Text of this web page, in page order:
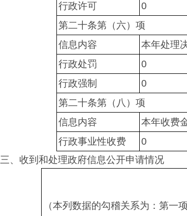
行政许可
0
第二十条第（六）项
信息内容
本年处理
行政处罚
0
行政强制
0
第二十条第（八）项
信息内容
本年收费
行政事业性收费
0
三、收到和处理政府信息公开申请情况
（本列数据的勾稽关系为：第一